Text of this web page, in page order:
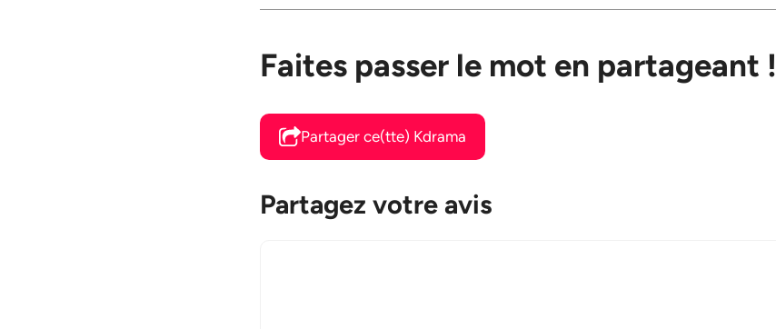
Faites passer le mot en partageant !
Partager ce(tte) Kdrama
Partagez votre avis